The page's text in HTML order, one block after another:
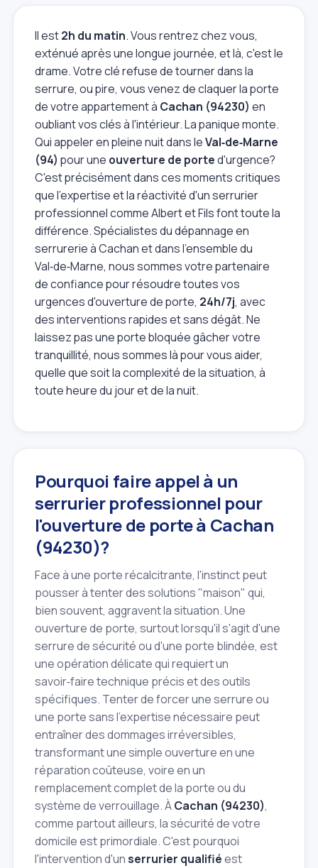
Il est2h du matin. Vous rentrez chez vous,
exténué après une longue journée, et là, c'est le
drame. Votre clé refuse de tourner dans la
serrure, ou pire, vous venez de claquer la porte
de votre appartement à Cachan (94230) en
oubliant vos clés à l'intérieur. La panique monte.
Qui appeler en pleine nuit dans leVal‑de‑Marne
(94) pour une ouverture de ported'urgence?
C'est précisément dans ces moments critiques
que l'expertise et la réactivité d'un serrurier
professionnel comme Albert et Fils font toute la
différence. Spécialistes du dépannage en
serrurerie à Cachan et dans l'ensemble du
Val‑de‑Marne, nous sommes votre partenaire
de confiance pour résoudre toutes vos
urgences d'ouverture de porte, 24h/7j, avec
des interventions rapides et sans dégât. Ne
laissez pas une porte bloquée gâcher votre
tranquillité, nous sommes là pour vous aider,
quelle que soit la complexité de la situation, à
toute heure du jour et de la nuit.
Pourquoi faire appel à un
serrurier professionnel pour
l'ouverture de porte à Cachan
(94230)?
Face à une porte récalcitrante, l'instinct peut
pousser à tenter des solutions "maison" qui,
bien souvent, aggravent la situation. Une
ouverture de porte, surtout lorsqu'il s'agit d'une
serrure de sécurité ou d'une porte blindée, est
une opération délicate qui requiert un
savoir‑faire technique précis et des outils
spécifiques. Tenter de forcer une serrure ou
une porte sans l'expertise nécessaire peut
entraîner des dommages irréversibles,
transformant une simple ouverture en une
réparation coûteuse, voire en un
remplacement complet de la porte ou du
système de verrouillage. ÀCachan (94230),
comme partout ailleurs, la sécurité de votre
domicile est primordiale. C'est pourquoi
l'intervention d'unserrurier qualifiéest